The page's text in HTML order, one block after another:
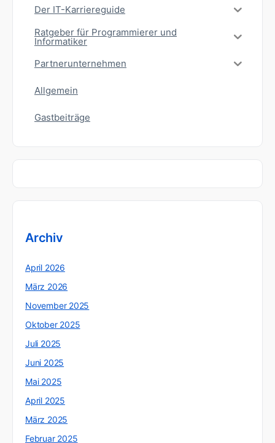
Der IT-Karriereguide
Ratgeber für Programmierer und
Informatiker
Partnerunternehmen
Allgemein
Gastbeiträge
Archiv
April 2026
März 2026
November 2025
Oktober 2025
Juli 2025
Juni 2025
Mai 2025
April 2025
März 2025
Februar 2025